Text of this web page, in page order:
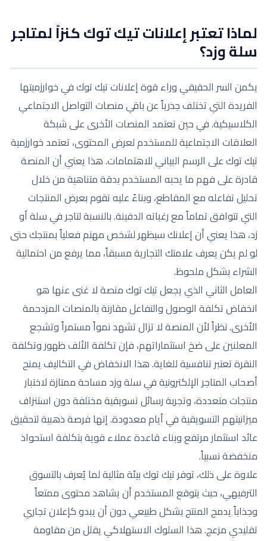
لماذا تعتبر إعلانات تيك توك كنزاً لمتاجر
سلة وزد؟
يكمن السر الحقيقي وراء قوة إعلانات تيك توك في خوارزميتها
الفريدة التي تختلف جذرياً عن باقي منصات التواصل الاجتماعي
الكلاسيكية. في حين تعتمد المنصات الأخرى على شبكة
العلاقات الاجتماعية للمستخدم لعرض المحتوى، تعتمد خوارزمية
تيك توك على الرسم البياني للاهتمامات. هذا يعني أن المنصة
قادرة على فهم ما يحبه المستخدم بدقة متناهية من خلال
تحليل تفاعله مع المقاطع، وبناءً عليه تقوم بعرض المنتجات
التي تتوافق تماماً مع رغباته الدفينة. بالنسبة لتاجر في سلة أو
زد، هذا يعني أن إعلانك سيظهر لشخص مهتم فعلياً بمنتجك حتى
لو لم يكن يعرف علامتك التجارية مسبقاً، مما يرفع من احتمالية
الشراء بشكل ملحوظ.
العامل الثاني الذي يجعل تيك توك منصة لا غنى عنها هو
انخفاض تكلفة الوصول والتفاعل مقارنة بالمنصات المزدحمة
الأخرى. نظراً لأن المنصة لا تزال تشهد نمواً مستمراً وتشجع
المعلنين على ضخ استثماراتهم، فإن تكلفة الألف ظهور وتكلفة
النقرة تعتبر تنافسية للغاية. هذا الانخفاض في التكاليف يمنح
أصحاب المتاجر الإلكترونية في سلة وزد مساحة ممتازة لاختبار
منتجات متعددة، وتجربة رسائل تسويقية مختلفة دون استنزاف
ميزانيتهم التسويقية في أيام معدودة. إنها فرصة ذهبية لتحقيق
عائد استثمار مرتفع وبناء قاعدة عملاء قوية بتكلفة استحواذ
منخفضة نسبياً.
علاوة على ذلك، توفر تيك توك بيئة مثالية لما يُعرف بالتسوق
الترفيهي، حيث يتوقع المستخدم أن يشاهد محتوى ممتعاً
وجذاباً يدمج المنتج بشكل طبيعي دون أن يبدو كإعلان تجاري
تقليدي مزعج. هذا السلوك الاستهلاكي يقلل من مقاومة